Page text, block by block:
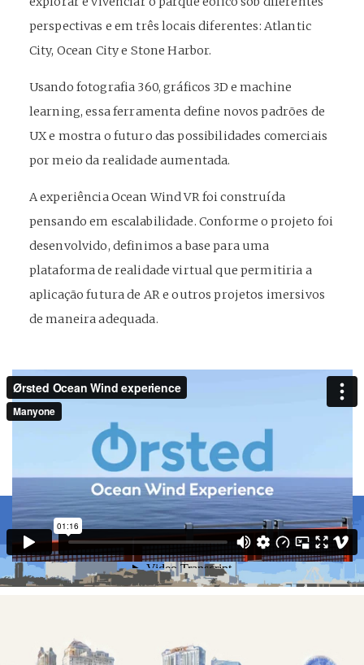
perspectivas e em três locais diferentes: Atlantic
City, Ocean City e Stone Harbor.
Usando fotografia 360, gráficos 3D e machine
learning, essa ferramenta define novos padrões de
UX e mostra o futuro das possibilidades comerciais
por meio da realidade aumentada.
A experiência Ocean Wind VR foi construída
pensando em escalabilidade. Conforme o projeto foi
desenvolvido, definimos a base para uma
plataforma de realidade virtual que permitiria a
aplicação futura de AR e outros projetos imersivos
de maneira adequada.